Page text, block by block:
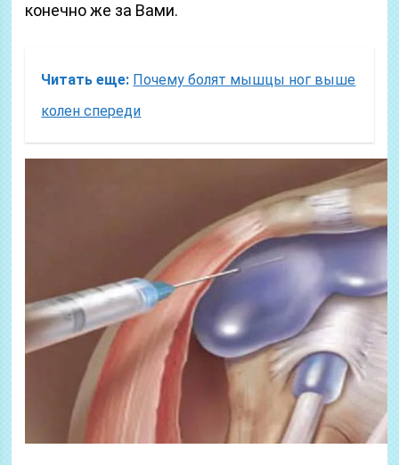
конечно же за Вами.
Читать еще: Почему болят мышцы ног выше
колен спереди